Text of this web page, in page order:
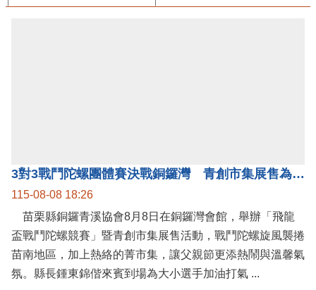
3對3戰鬥陀螺團體賽決戰銅鑼灣 青創市集展售為父親節增添繽紛
115-08-08 18:26
苗栗縣銅鑼青溪協會8月8日在銅鑼灣會館，舉辦「飛龍
盃戰鬥陀螺競賽」暨青創市集展售活動，戰鬥陀螺旋風襲捲
苗南地區，加上熱絡的菁市集，讓父親節更添熱鬧與溫馨氣
氛。縣長鍾東錦偕來賓到場為大小選手加油打氣 ...